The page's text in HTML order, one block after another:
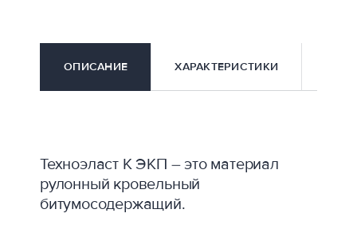
ОПИСАНИЕ ХАРАКТЕРИСТИКИ
Техноэласт К ЭКП – это материал
рулонный кровельный
битумосодержащий.